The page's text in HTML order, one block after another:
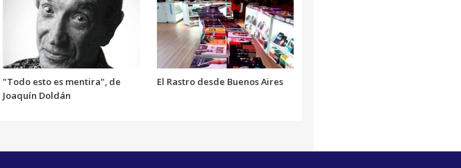
"Todo esto es mentira", de
Joaquín Doldán
El Rastro desde Buenos Aires